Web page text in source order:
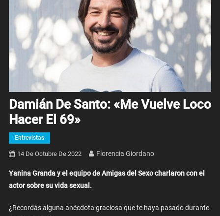
Damián De Santo: «Me Vuelve Loco
Hacer El 69»
Entrevistas
14 De Octubre De 2022 Florencia Giordano
Yanina Granda y el equipo de Amigas del Sexo charlaron con el
actor sobre su vida sexual.
¿Recordás alguna anécdota graciosa que te haya pasado durante